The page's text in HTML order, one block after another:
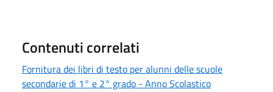
Contenuti correlati
Fornitura dei libri di testo per alunni delle scuole
secondarie di 1° e 2° grado - Anno Scolastico